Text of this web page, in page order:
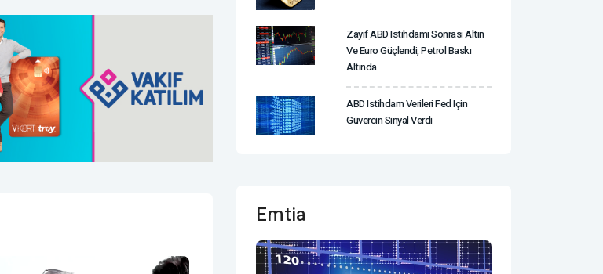
Zayıf ABD Istihdamı Sonrası Altın
Ve Euro Güçlendi, Petrol Baskı
Altında
ABD Istihdam Verileri Fed Için
Güvercin Sinyal Verdi
Emtia